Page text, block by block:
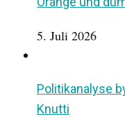
5. Juli 2026
Politikanalyse
Knutti